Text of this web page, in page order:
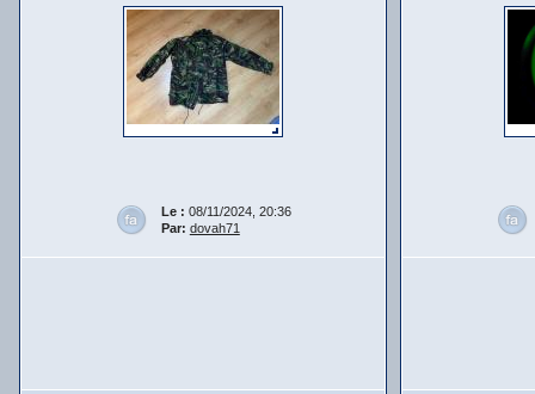
Le : 08/11/2024, 20:36
Par: dovah71